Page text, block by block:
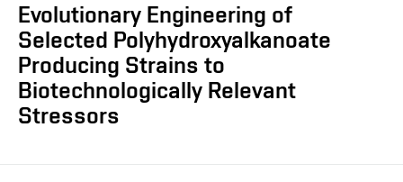
Evolutionary Engineering of
Selected Polyhydroxyalkanoate
Producing Strains to
Biotechnologically Relevant
Stressors